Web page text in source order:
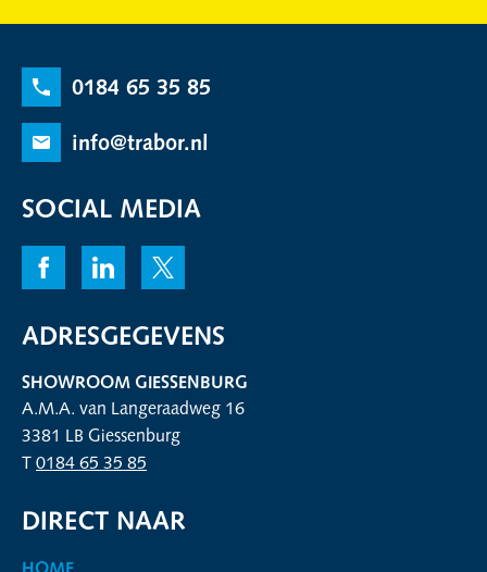
0184 65 35 85
info@trabor.nl
SOCIAL MEDIA
ADRESGEGEVENS
SHOWROOM GIESSENBURG
A.M.A. van Langeraadweg 16
3381 LB Giessenburg
T 0184 65 35 85
DIRECT NAAR